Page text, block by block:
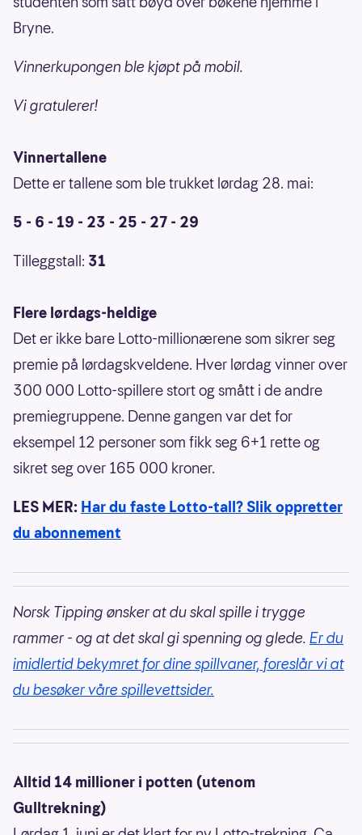
Bryne.
Vinnerkupongen ble kjøpt på mobil.
Vi gratulerer!
Vinnertallene
Dette er tallene som ble trukket lørdag 28. mai:
5 - 6 - 19 - 23 - 25 - 27 - 29
Tilleggstall: 31
Flere lørdags-heldige
Det er ikke bare Lotto-millionærene som sikrer seg
premie på lørdagskveldene. Hver lørdag vinner over
300 000 Lotto-spillere stort og smått i de andre
premiegruppene. Denne gangen var det for
eksempel 12 personer som fikk seg 6+1 rette og
sikret seg over 165 000 kroner.
LES MER: Har du faste Lotto-tall? Slik oppretter
du abonnement
Norsk Tipping ønsker at du skal spille i trygge
rammer - og at det skal gi spenning og glede. Er du
imidlertid bekymret for dine spillvaner, foreslår vi at
du besøker våre spillevettsider.
Alltid 14 millioner i potten (utenom
Gulltrekning)